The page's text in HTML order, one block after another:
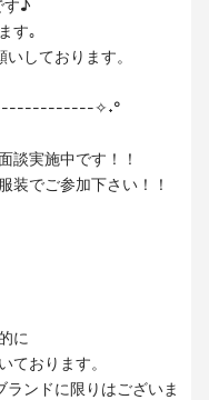
す♪
す｡
しております。
✧˖°
談実施中です！！
装でご参加下さい！！
に
ております。
ンドに限りはございま